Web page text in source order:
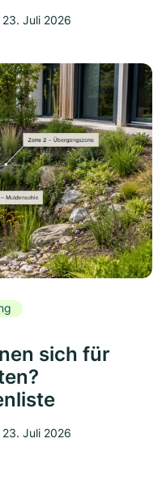
23. Juli 2026
sich für
23. Juli 2026